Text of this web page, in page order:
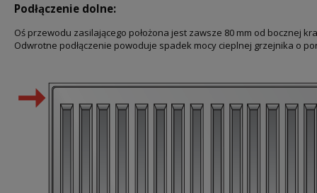
Podłączenie dolne:
Oś przewodu zasilającego położona jest zawsze 80 mm od bocznej
Odwrotne podłączenie powoduje spadek mocy cieplnej grzejnika o